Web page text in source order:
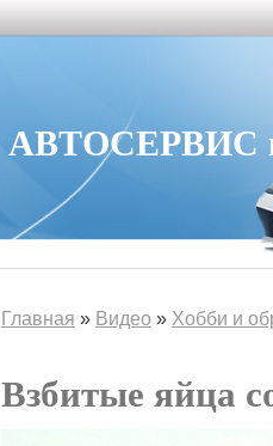
АВТОСЕРВИС в
Главная » Видео » Хобби и
Взбитые яйца